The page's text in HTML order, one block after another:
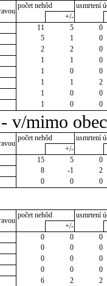
počet nehôd
usmrtení
+/-
11 5
0
5 1
0
2 2
0
1 1
0
1 0
0
1 1
2
1 0
0
1 0 0
v/mimo obec
počet nehôd
usmrtení
+/-
15 5
0
8 -1
2
0 0 0
počet nehôd
usmrtení
+/-
0 0
0
0 0
0
0 0
0
0 0
0
6 2
2